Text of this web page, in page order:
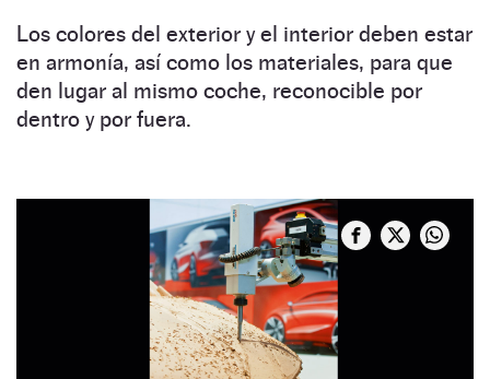
Los colores del exterior y el interior deben estar
en armonía, así como los materiales, para que
den lugar al mismo coche, reconocible por
dentro y por fuera.